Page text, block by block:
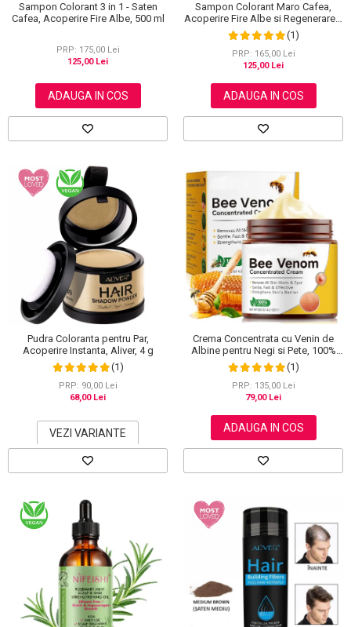
Sampon Colorant 3 in 1 - Saten
Cafea, Acoperire Fire Albe, 500 ml
PRP: 175,00 Lei
125,00 Lei
ADAUGA IN COS
Sampon Colorant Maro Cafea,
Acoperire Fire Albe si Regenerare 3
in 1, #4 Coffee, 500 ml
(1)
PRP: 165,00 Lei
125,00 Lei
ADAUGA IN COS
Pudra Coloranta pentru Par,
Acoperire Instanta, Aliver, 4 g
(1)
PRP: 90,00 Lei
68,00 Lei
VEZI VARIANTE
Crema Concentrata cu Venin de
Albine pentru Negi si Pete, 100%
Naturala, 120 g
(1)
PRP: 135,00 Lei
79,00 Lei
ADAUGA IN COS